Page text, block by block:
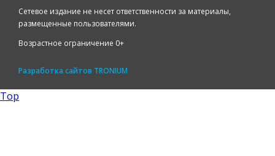
Сетевое издание не несет ответственности за материалы,
размещенные пользователями.
Возрастное ограничение 0+
Разработка сайтов TRONIUM
Top